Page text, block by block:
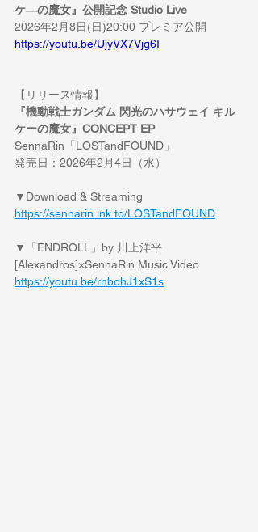
ケ―の魔女』公開記念 Studio Live
2026年2月8日(日)20:00 プレミア公開
https://youtu.be/UjyVX7Vjg6I
【リリース情報】
『機動戦士ガンダム 閃光のハサウェイ キル
ケーの魔女』CONCEPT EP
SennaRin「LOSTandFOUND」
発売日：2026年2月4日（水）
▼Download & Streaming
https://sennarin.lnk.to/LOSTandFOUND
▼「ENDROLL」by 川上洋平
[Alexandros]×SennaRin Music Video
https://youtu.be/rnbohJ1xS1s